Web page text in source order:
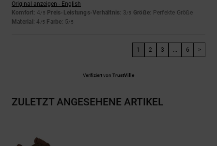
Original anzeigen - English
Komfort: 4/5 Preis-Leistungs-Verhältnis: 3/5 Größe: Perfekte Größe
Material : 4 /5 Farbe: 5/5
1 2 3 ... 6 >
Verifiziert von TrustVille
ZULETZT ANGESEHENE ARTIKEL